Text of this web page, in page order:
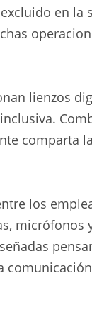
en la
lienzos
comparta
los
micrófonos